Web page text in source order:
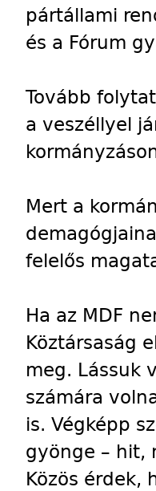
pártállami
és a Fórum
Tovább
a veszéllyel
Mert a
felelős
Ha az MDF
Köztársaság
meg. Lássuk
számára
is. Végképp
gyönge – hit,
Közös érdek,